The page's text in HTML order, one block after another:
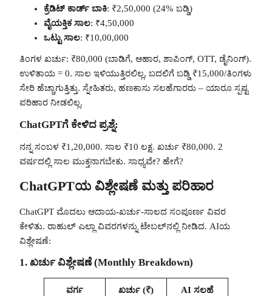
ಕ್ರೆಡಿಟ್ ಕಾರ್ಡ್ ಬಾಕಿ: ₹2,50,000 (24% ಬಡ್ಡಿ)
ವೈಯಕ್ತಿಕ ಸಾಲ: ₹4,50,000
ಒಟ್ಟು ಸಾಲ: ₹10,00,000
ತಿಂಗಳ ಖರ್ಚು: ₹80,000 (ಬಾಡಿಗೆ, ಆಹಾರ, ಶಾಪಿಂಗ್, OTT, ಡೈನಿಂಗ್).
ಉಳಿತಾಯ = 0. ಸಾಲ ಇಳಿಯುತ್ತಿರಲಿಲ್ಲ, ಬದಲಿಗೆ ಬಡ್ಡಿ ₹15,000/ತಿಂಗಳು
ಸೇರಿ ಹೆಚ್ಚಾಗುತ್ತಿತ್ತು. ಸ್ನೇಹಿತರು, ಹಣಕಾಸು ಸಲಹೆಗಾರರು – ಯಾರೂ ಸ್ಪಷ್ಟ
ಪರಿಹಾರ ನೀಡಲಿಲ್ಲ.
ChatGPTಗೆ ಕೇಳಿದ ಪ್ರಶ್ನೆ:
ನನ್ನ ಸಂಬಳ ₹1,20,000. ಸಾಲ ₹10 ಲಕ್ಷ. ಖರ್ಚು ₹80,000. 2
ವರ್ಷದಲ್ಲಿ ಸಾಲ ಮುಕ್ತನಾಗಬೇಕು. ಸಾಧ್ಯವೇ? ಹೇಗೆ?
ChatGPTಯ ವಿಶ್ಲೇಷಣೆ ಮತ್ತು ಪರಿಹಾರ
ChatGPT ಮೊದಲು ಆದಾಯ-ಖರ್ಚು-ಸಾಲದ ಸಂಪೂರ್ಣ ವಿವರ
ಕೇಳಿತು. ರಾಹುಲ್ ಎಲ್ಲಾ ವಿವರಗಳನ್ನು ಟೇಬಲ್‌ನಲ್ಲಿ ನೀಡಿದ. AIಯ
ವಿಶ್ಲೇಷಣೆ:
1. ಖರ್ಚು ವಿಶ್ಲೇಷಣೆ (Monthly Breakdown)
ವರ್ಗ ಖರ್ಚು (₹) AI ಸಲಹೆ